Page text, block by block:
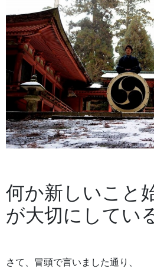
何か新しいこと
が大切にしてい
さて、冒頭で言いました通り、